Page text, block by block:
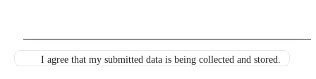
I agree that my submitted data is being collected and stored.